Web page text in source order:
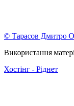
© Тарасов Дмитро
Використання
Хостінг - Ріднет